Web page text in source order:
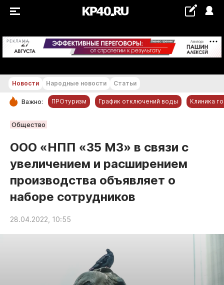
РЕКЛАМА +24...+25 °С
РУБРИКИ
Обнинск
Статьи
Народные новости
Авто и транспорт
Благоустройство
Недвижимость и ЖКХ
Образование
Новости Народные новости Статьи
Важно: ПРОтуризм График отключений воды Клиника
Общество
ООО «НПП «35 МЗ» в связи с
увеличением и расширением
производства объявляет о
наборе сотрудников
28.04.2022, 10:55